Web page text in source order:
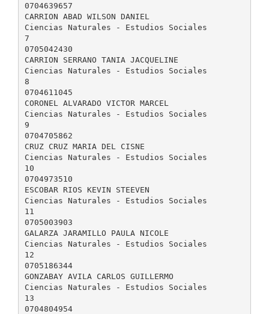
0704639657
CARRION ABAD WILSON DANIEL
Ciencias Naturales - Estudios Sociales
7
0705042430
CARRION SERRANO TANIA JACQUELINE
Ciencias Naturales - Estudios Sociales
8
0704611045
CORONEL ALVARADO VICTOR MARCEL
Ciencias Naturales - Estudios Sociales
9
0704705862
CRUZ CRUZ MARIA DEL CISNE
Ciencias Naturales - Estudios Sociales
10
0704973510
ESCOBAR RIOS KEVIN STEEVEN
Ciencias Naturales - Estudios Sociales
11
0705003903
GALARZA JARAMILLO PAULA NICOLE
Ciencias Naturales - Estudios Sociales
12
0705186344
GONZABAY AVILA CARLOS GUILLERMO
Ciencias Naturales - Estudios Sociales
13
0704804954